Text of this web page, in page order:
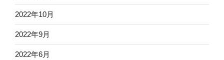
2022年10月
2022年9月
2022年6月